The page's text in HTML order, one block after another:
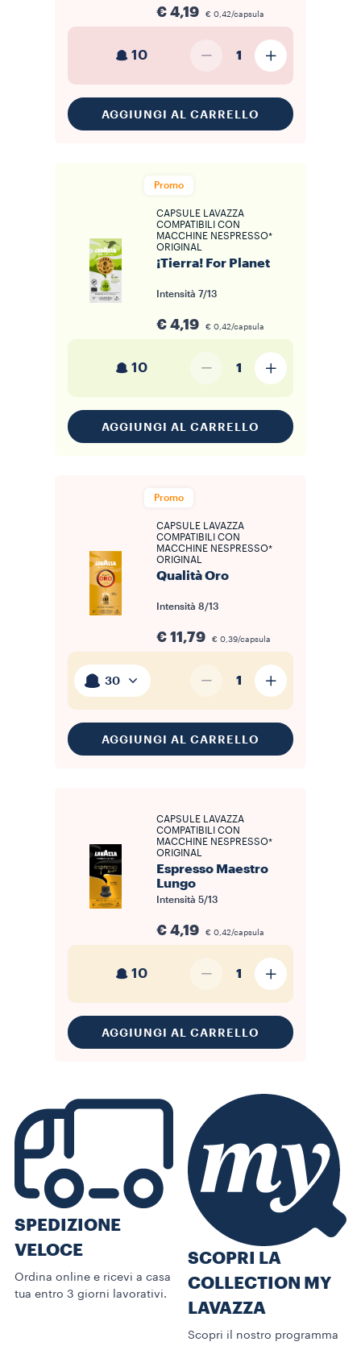
€ 4,19 € 0,42/capsula
10 1
AGGIUNGI AL CARRELLO
Promo
CAPSULE LAVAZZA
COMPATIBILI CON
MACCHINE NESPRESSO*
ORIGINAL
¡Tierra! For Planet
Intensità 7/13
€ 4,19 € 0,42/capsula
10 1
AGGIUNGI AL CARRELLO
Promo
CAPSULE LAVAZZA
COMPATIBILI CON
MACCHINE NESPRESSO*
ORIGINAL
Qualità Oro
Intensità 8/13
€ 11,79 € 0,39/capsula
30 1
AGGIUNGI AL CARRELLO
CAPSULE LAVAZZA
COMPATIBILI CON
MACCHINE NESPRESSO*
ORIGINAL
Espresso Maestro
Lungo
Intensità 5/13
€ 4,19 € 0,42/capsula
10 1
AGGIUNGI AL CARRELLO
SPEDIZIONE
VELOCE
Ordina online e ricevi a casa
tua entro 3 giorni lavorativi.
SCOPRI LA
COLLECTION MY
LAVAZZA
Scopri il nostro programma